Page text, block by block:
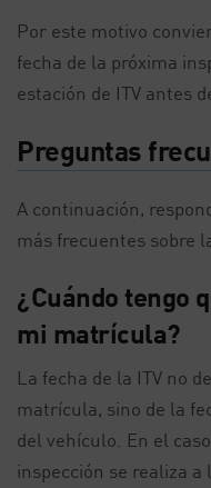
Por este motivo
fecha de la próxima
estación de ITV antes
Preguntas
A continuación,
más frecuentes sobre
¿Cuándo tengo
mi matrícula?
La fecha de la ITV no
matrícula, sino de la
del vehículo. En el
inspección se realiza a